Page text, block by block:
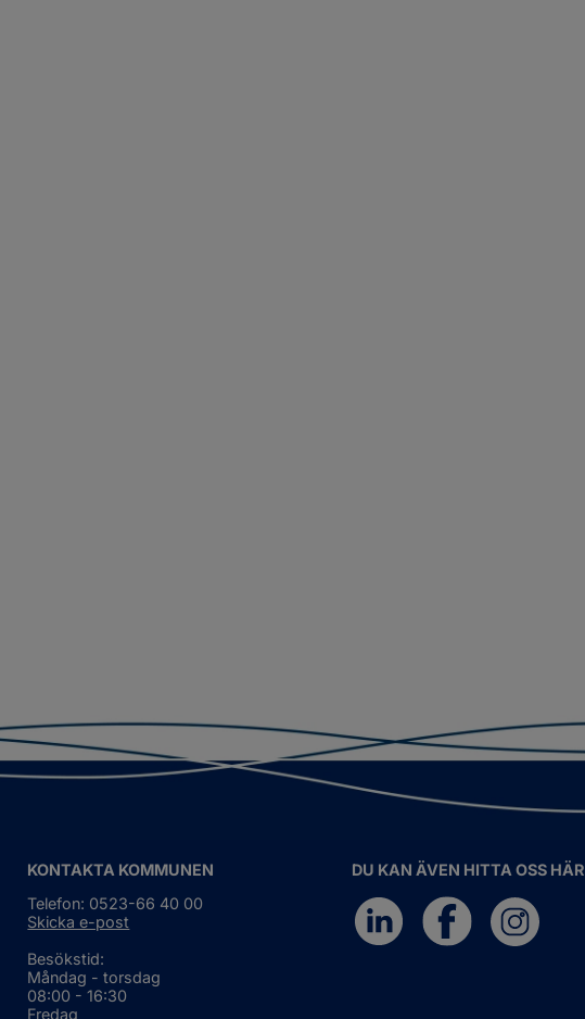
KONTAKTA KOMMUNEN
Telefon: 0523-66 40 00
Skicka e-post
Besökstid:
Måndag - torsdag
08:00 - 16:30
Fredag
DU KAN ÄVEN HITTA OSS HÄR